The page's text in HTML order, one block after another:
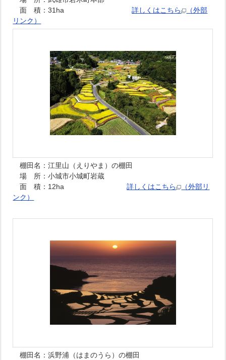
面 積：31ha詳しくはこちら
（外部
リンク）
棚田名：江里山（えりやま）の棚田
場 所：小城市小城町岩蔵
面 積：12ha詳しくはこちら
（外部リ
ンク）
棚田名：浜野浦（はまのうら）の棚田